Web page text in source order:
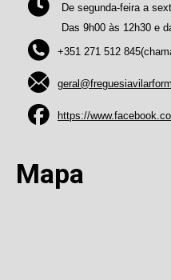
De segunda-feira a
Das 9h00 às 12h30 e
+351 271 512
https://
Mapa